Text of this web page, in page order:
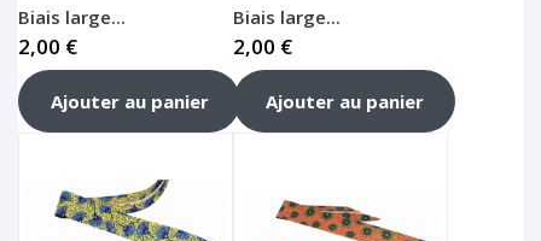
Biais large...
2,00 €
Ajouter au panier
Biais large...
2,00 €
Ajouter au panier